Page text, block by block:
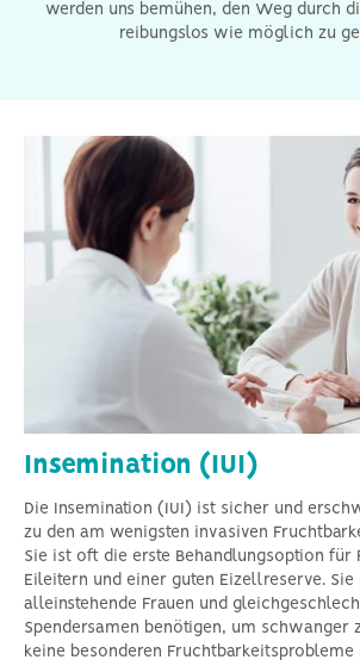
werden uns bemühen, den Weg durch
reibungslos wie möglich zu
Insemination (IUI)
Die Insemination (IUI) ist sicher und
zu den am wenigsten invasiven
Sie ist oft die erste Behandlungsoption für
Eileitern und einer guten Eizellreserve.
alleinstehende Frauen und
Spendersamen benötigen, um schwanger
keine besonderen Fruchtbarkeitsprobleme